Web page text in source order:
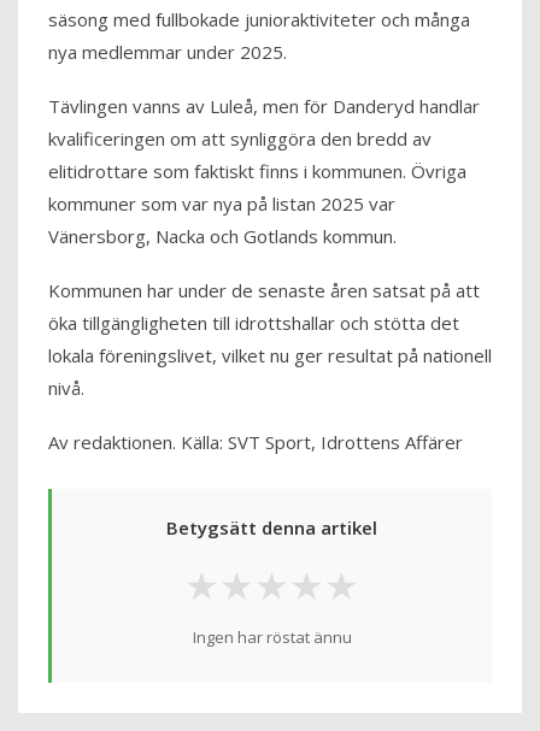
säsong med fullbokade junioraktiviteter och många
nya medlemmar under 2025.
Tävlingen vanns av Luleå, men för Danderyd handlar
kvalificeringen om att synliggöra den bredd av
elitidrottare som faktiskt finns i kommunen. Övriga
kommuner som var nya på listan 2025 var
Vänersborg, Nacka och Gotlands kommun.
Kommunen har under de senaste åren satsat på att
öka tillgängligheten till idrottshallar och stötta det
lokala föreningslivet, vilket nu ger resultat på nationell
nivå.
Av redaktionen. Källa: SVT Sport, Idrottens Affärer
Betygsätt denna artikel
★
★
★
★
★
Ingen har röstat ännu